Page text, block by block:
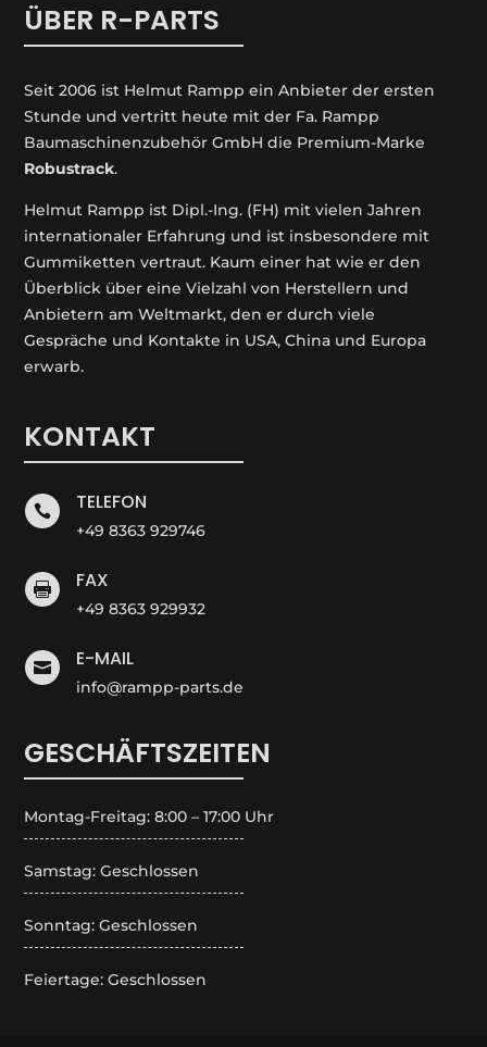
ÜBER R-PARTS
Seit 2006 ist Helmut Rampp ein An­bieter der ersten
Stunde und vertritt heute mit der Fa. Rampp
Baumaschinenzubehör GmbH die Premium-Marke
Robustrack.
Helmut Rampp ist Dipl.-Ing. (FH) mit vielen Jahren
internationaler Erfahrung und ist insbesondere mit
Gummiketten vertraut. Kaum einer hat wie er den
Überblick über eine Vielzahl von Herstellern und
Anbietern am Weltmarkt, den er durch viele
Gespräche und Kontakte in USA, China und Europa
erwarb.
KONTAKT
 TELEFON
+49 8363 929746
 FAX
+49 8363 929932
 E-MAIL
info@rampp-parts.de
GESCHÄFTSZEITEN
Montag-Freitag: 8:00 – 17:00 Uhr
Samstag: Geschlossen
Sonntag: Geschlossen
Feiertage: Geschlossen